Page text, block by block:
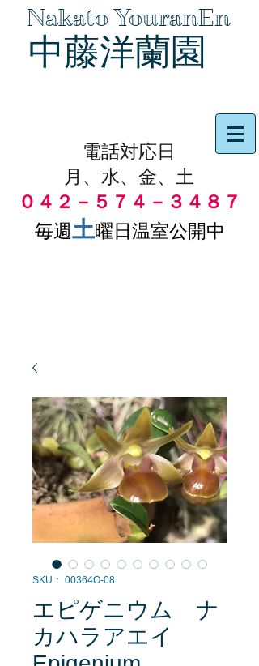
Nakato YouranEn
中藤洋蘭園
電話対応日
月、水、金、土
０４２－５７４－３４８７
毎週土曜日温室公開中
SKU： 00364O-08
エピゲニウム ナ
カハラアエイ